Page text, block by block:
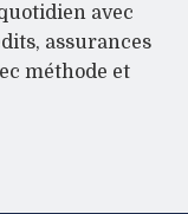
avec
assurances
méthode et